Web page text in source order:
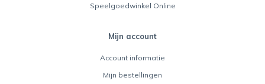
Speelgoedwinkel Online
Mijn account
Account informatie
Mijn bestellingen